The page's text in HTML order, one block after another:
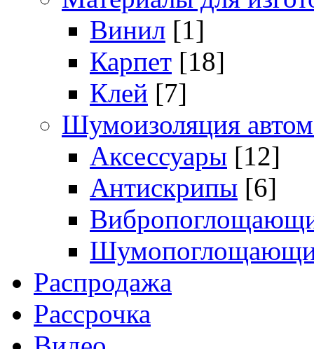
Винил [1]
Карпет [18]
Клей [7]
Шумоизоляция
Аксессуары [12]
Антискрипы [6]
Распродажа
Рассрочка